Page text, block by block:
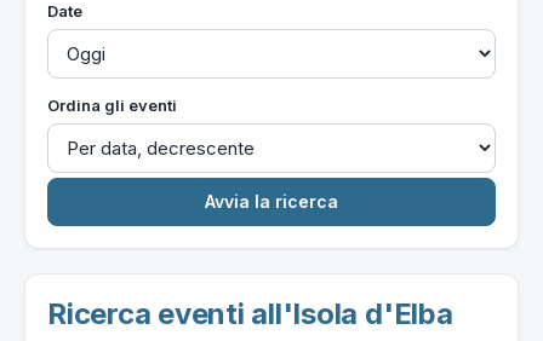
Date
Ordina gli eventi
Ricerca eventi all'Isola d'Elba